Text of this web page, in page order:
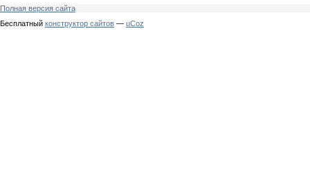
Полная версия сайта
Бесплатный конструктор сайтов — uCoz